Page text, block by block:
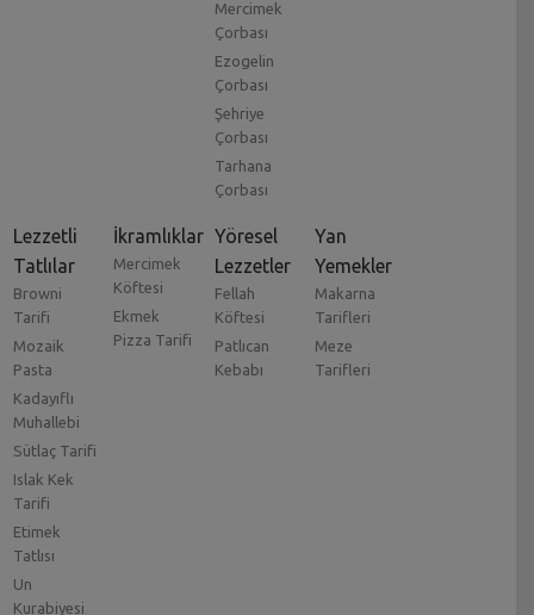
Mercimek
Çorbası
Ezogelin
Çorbası
Şehriye
Çorbası
Tarhana
Çorbası
Lezzetli
Tatlılar
Browni
Tarifi
Mozaik
Pasta
Kadayıflı
Muhallebi
Sütlaç Tarifi
Islak Kek
Tarifi
Etimek
Tatlısı
Un
Kurabiyesi
İkramlıklar
Mercimek
Köftesi
Ekmek
Pizza Tarifi
Yöresel
Lezzetler
Fellah
Köftesi
Patlıcan
Kebabı
Yan
Yemekler
Makarna
Tarifleri
Meze
Tarifleri